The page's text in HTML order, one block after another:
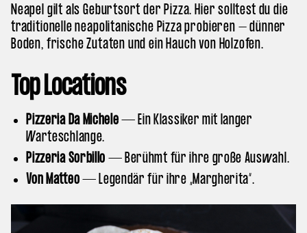
Neapel gilt als Geburtsort der Pizza. Hier solltest du die
traditionelle neapolitanische Pizza probieren – dünner
Boden, frische Zutaten und ein Hauch von Holzofen.
Top Locations
Pizzeria Da Michele— Ein Klassiker mit langer
Warteschlange.
Pizzeria Sorbillo — Berühmt für ihre große Auswahl.
Von Matteo— Legendär für ihre „Margherita“.